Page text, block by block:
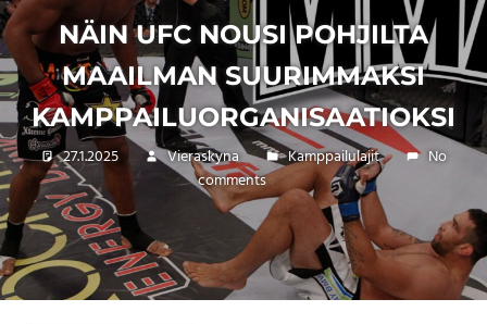
NÄIN UFC NOUSI POHJILTA
MAAILMAN SUURIMMAKSI
KAMPPAILUORGANISAATIOKSI
27.1.2025 Vieraskyna Kamppailulajit
No
comments